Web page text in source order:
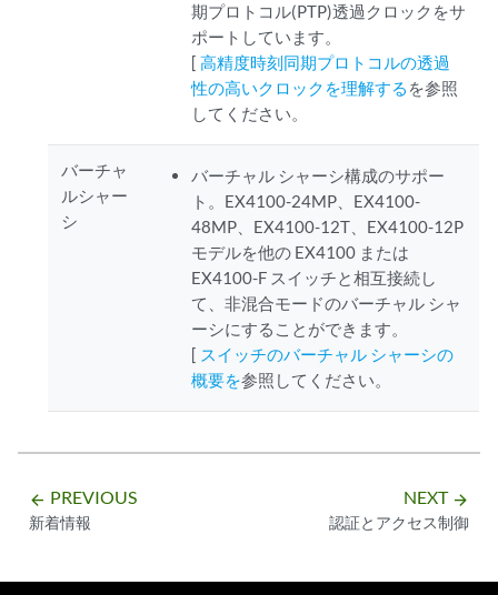
期プロトコル(PTP)透過クロックをサ
ポートしています。
[高精度時刻同期プロトコルの透過
性の高いクロックを理解する を参照
してください。
バーチャ
ルシャー
シ
バーチャル シャーシ構成のサポー
ト。EX4100-24MP、EX4100-
48MP、EX4100-12T、EX4100-12P
モデルを他の EX4100 または
EX4100-F スイッチと相互接続し
て、非混合モードのバーチャル シャ
ーシにすることができます。
[ スイッチのバーチャル シャーシの
概要を参照してください。
arrow_backward PREVIOUS
新着情報
NEXT arrow_forward
認証とアクセス制御